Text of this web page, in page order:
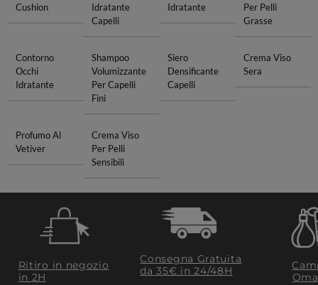
Cushion
Idratante
Capelli
Idratante
Per Pelli
Grasse
Contorno
Occhi
Idratante
Shampoo
Volumizzante
Per Capelli
Fini
Siero
Densificante
Capelli
Crema Viso
Sera
Profumo Al
Vetiver
Crema Viso
Per Pelli
Sensibili
Ritiro in negozio
in 2H
Consegna Gratuita
da 35€​ in 24/48H